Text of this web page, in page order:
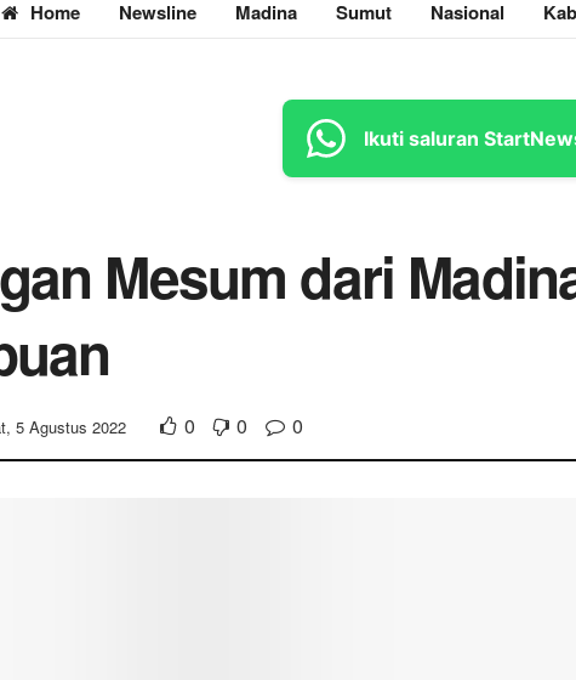
Home Newsline Madina Sumut Nasional
Ikuti saluran
Mesum dari
5 Agustus 2022 0 0 0